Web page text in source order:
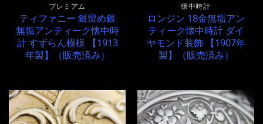
プレミアム
ティファニー 銀留め銀
無垢アンティーク懐中時
計 すずらん模様 【1913
年製】（販売済み）
懐中時計
ロンジン 18金無垢アン
ティーク懐中時計 ダイ
ヤモンド装飾 【1907年
製】（販売済み）